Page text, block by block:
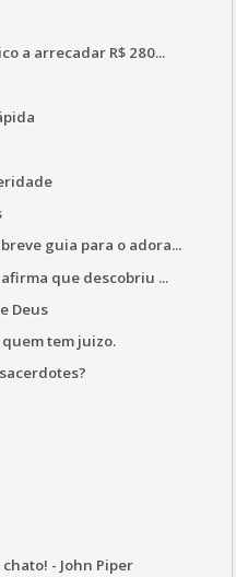
a arrecadar R$ 280...
guia para o adora...
que descobriu ...
Deus
tem juizo.
- John Piper